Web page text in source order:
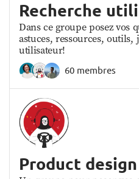
Recherche
Dans ce groupe posez vos
astuces, ressources,
utilisateur!
60 membres
Product design